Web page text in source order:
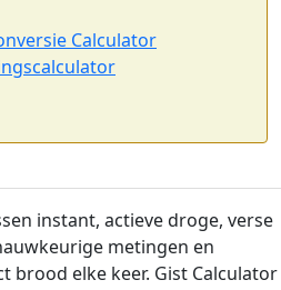
Calculator
instant, actieve droge, verse
metingen en
brood elke keer. Gist Calculator